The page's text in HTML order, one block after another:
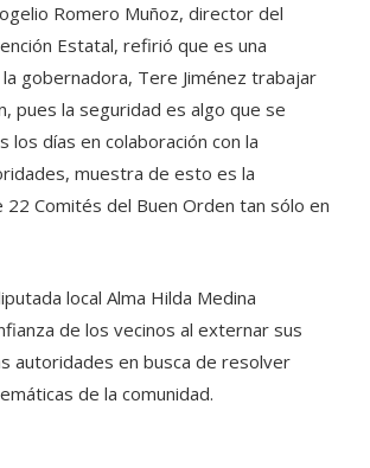
Romero Muñoz, director del
Estatal, refirió que es una
gobernadora, Tere Jiménez trabajar
pues la seguridad es algo que se
los días en colaboración con la
muestra de esto es la
22 Comités del Buen Orden tan sólo en
local Alma Hilda Medina
de los vecinos al externar sus
autoridades en busca de resolver
de la comunidad.